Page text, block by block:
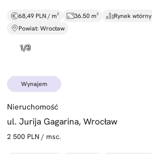
68,49 PLN / m² 36.50 m² Rynek wtórny
Powiat: Wrocław
wynajem
Nieruchomość
ul. Jurija Gagarina, Wrocław
2 500 PLN / msc.